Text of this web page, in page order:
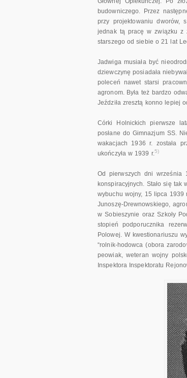
budowniczego. Przez
przy projektowaniu dworów,
jednak tą pracę w związku z
starszego od siebie o 21 lat
Jadwiga musiała być
dziewczynę posiadała
poleceń nawet starsi
agronom. Była też bardzo
Jeździła zresztą konno lepiej
Córki Holnickich pierwsze
posłane do Gimnazjum SS.
wakacjach 1936 r. została
ukończyła w 1939 r.5)
Od pierwszych dni września
konspiracyjnych. Stało się
wybuchu wojny, 15 lipca 1939
Junoszę-Drewnowskiego,
w Sobieszynie oraz Szkoły
stopień podporucznika
Polowej. W kwestionariuszu
“rolnik-hodowca (obora
peowiak, weteran wojny
Inspektora Inspektoratu